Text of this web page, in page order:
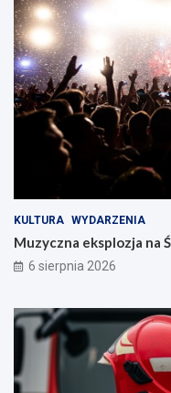
KULTURA WYDARZENIA
Muzyczna eksplozja na
6 sierpnia 2026